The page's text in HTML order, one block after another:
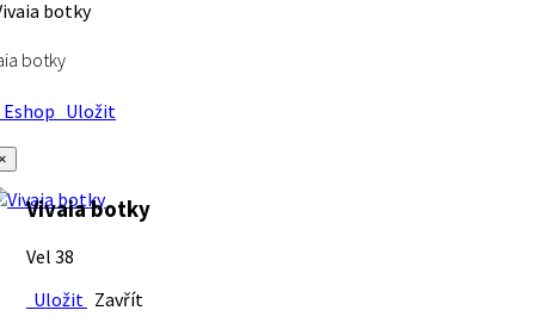
botky
Uložit
Vivaia botky
Vel 38
Uložit Zavřít